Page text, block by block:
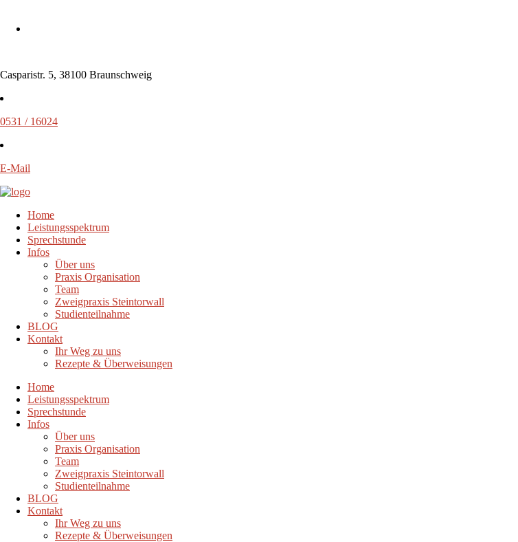
Casparistr. 5, 38100 Braunschweig
0531 / 16024
E-Mail
Home
Leistungsspektrum
Sprechstunde
Infos
Über uns
Praxis Organisation
Team
Zweigpraxis Steintorwall
Studienteilnahme
BLOG
Kontakt
Ihr Weg zu uns
Rezepte & Überweisungen
Home
Leistungsspektrum
Sprechstunde
Infos
Über uns
Praxis Organisation
Team
Zweigpraxis Steintorwall
Studienteilnahme
BLOG
Kontakt
Ihr Weg zu uns
Rezepte & Überweisungen